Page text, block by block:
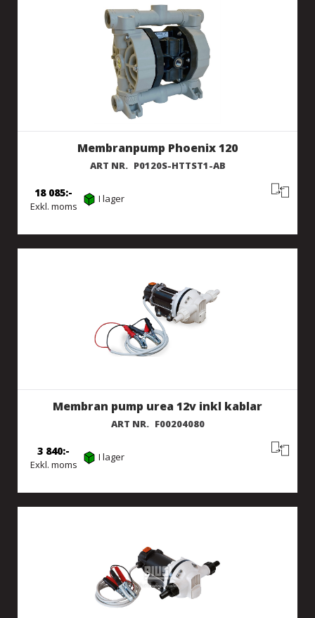
Membranpump Phoenix 120
ART NR. P0120S-HTTST1-AB
Exkl. moms
18 085 I lager
Membran pump urea 12v inkl kablar
ART NR. F00204080
Exkl. moms
3 840 I lager